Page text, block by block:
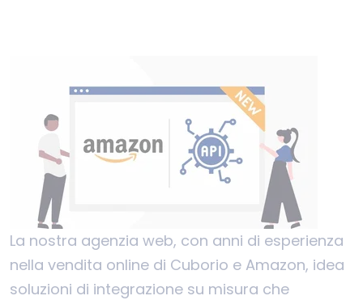
La nostra agenzia web, con anni di esperienza
nella vendita online di Cuborio e Amazon, idea
soluzioni di integrazione su misura che